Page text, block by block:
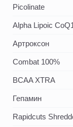
Picolinate
Alpha Lipoic
Артроксон
Combat 100%
BCAA XTRA
Гепамин
Rapidcuts